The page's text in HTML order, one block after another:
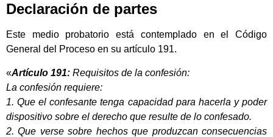
Declaración de partes
Este medio probatorio está contemplado en el Código
General del Proceso en su artículo 191.
«Artículo 191: Requisitos de la confesión:
La confesión requiere:
1. Que el confesante tenga capacidad para hacerla y poder
dispositivo sobre el derecho que resulte de lo confesado.
2. Que verse sobre hechos que produzcan consecuencias